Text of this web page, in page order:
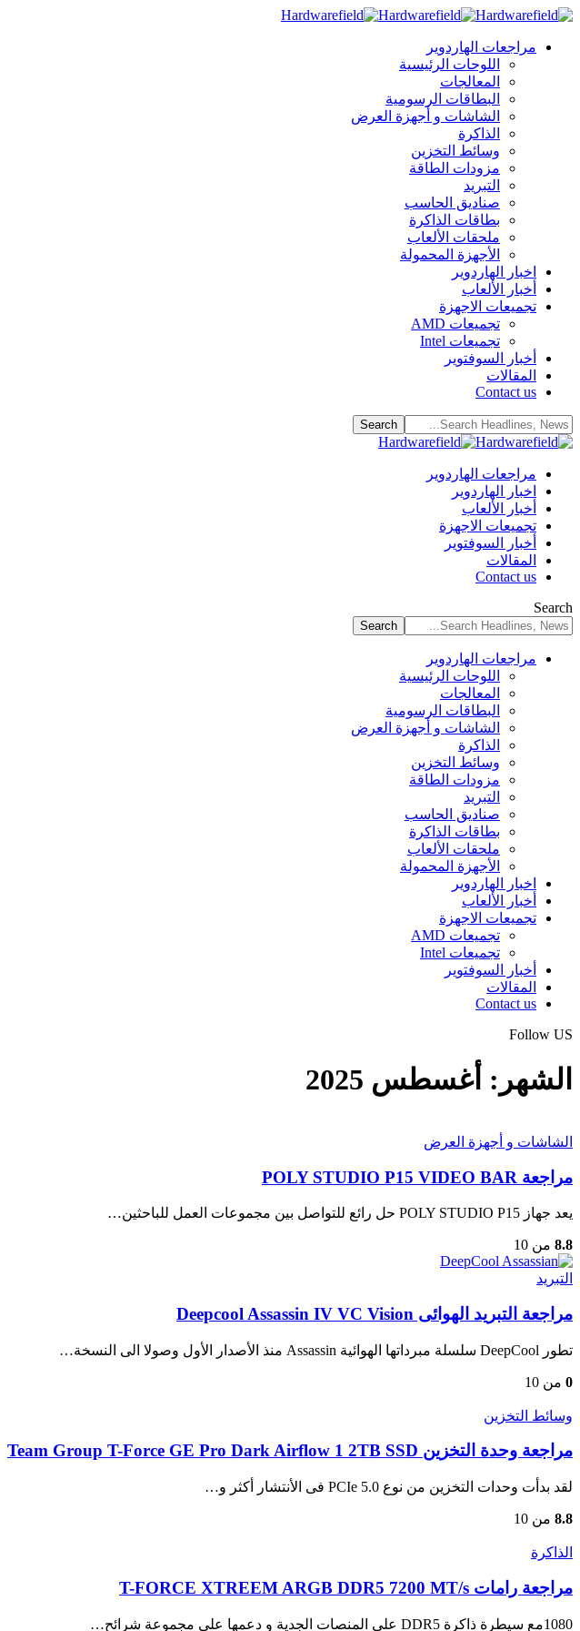
مراجعات الهاردوير
اللوحات الرئيسية
المعالجات
البطاقات الرسومية
الشاشات و أجهزة العرض
الذاكرة
وسائط التخزين
مزودات الطاقة
التبريد
صناديق الحاسب
بطاقات الذاكرة
ملحقات الألعاب
الأجهزة المحمولة
اخبار الهاردوير
أخبار الألعاب
تجميعات الاجهزة
تجميعات AMD
تجميعات Intel
أخبار السوفتوير
المقالات
Contact us
مراجعات الهاردوير
اخبار الهاردوير
أخبار الألعاب
تجميعات الاجهزة
أخبار السوفتوير
المقالات
Contact us
Search
مراجعات الهاردوير
اللوحات الرئيسية
المعالجات
البطاقات الرسومية
الشاشات و أجهزة العرض
الذاكرة
وسائط التخزين
مزودات الطاقة
التبريد
صناديق الحاسب
بطاقات الذاكرة
ملحقات الألعاب
الأجهزة المحمولة
اخبار الهاردوير
أخبار الألعاب
تجميعات الاجهزة
تجميعات AMD
تجميعات Intel
أخبار السوفتوير
المقالات
Contact us
Follow US
الشهر: أغسطس 2025
الشاشات و أجهزة العرض
مراجعة POLY STUDIO P15 VIDEO BAR
يعد جهاز POLY STUDIO P15 حل رائع للتواصل بين مجموعات العمل للباحثين…
8.8 من 10
التبريد
مراجعة التبريد الهوائى Deepcool Assassin IV VC Vision
تطور DeepCool سلسلة مبرداتها الهوائية Assassin منذ الأصدار الأول وصولا الى النسخة…
0 من 10
وسائط التخزين
مراجعة وحدة التخزين Team Group T-Force GE Pro Dark Airflow 1 2TB SSD
لقد بدأت وحدات التخزين من نوع PCIe 5.0 فى الأنتشار أكثر و…
8.8 من 10
الذاكرة
مراجعة رامات T-FORCE XTREEM ARGB DDR5 7200 MT/s
1080مع سيطرة ذاكرة DDR5 على المنصات الجدية و دعمها على مجموعة شرائح…